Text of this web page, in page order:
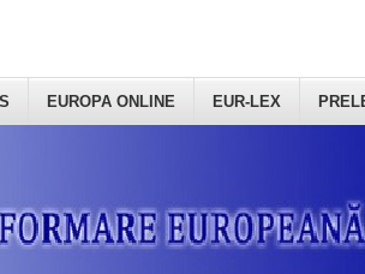
EUROPA ONLINE EUR-LEX